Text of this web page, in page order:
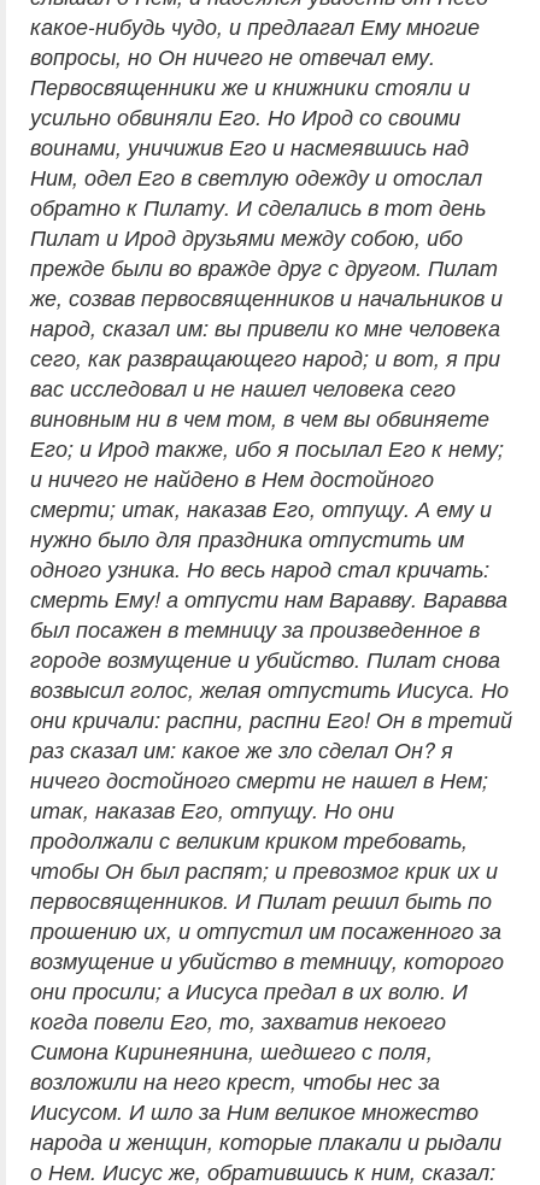
какое-нибудь чудо, и предлагал Ему многие
вопросы, но Он ничего не отвечал ему.
Первосвященники же и книжники стояли и
усильно обвиняли Его. Но Ирод со своими
воинами, уничижив Его и насмеявшись над
Ним, одел Его в светлую одежду и отослал
обратно к Пилату. И сделались в тот день
Пилат и Ирод друзьями между собою, ибо
прежде были во вражде друг с другом. Пилат
же, созвав первосвященников и начальников и
народ, сказал им: вы привели ко мне человека
сего, как развращающего народ; и вот, я при
вас исследовал и не нашел человека сего
виновным ни в чем том, в чем вы обвиняете
Его; и Ирод также, ибо я посылал Его к нему;
и ничего не найдено в Нем достойного
смерти; итак, наказав Его, отпущу. А ему и
нужно было для праздника отпустить им
одного узника. Но весь народ стал кричать:
смерть Ему! а отпусти нам Варавву. Варавва
был посажен в темницу за произведенное в
городе возмущение и убийство. Пилат снова
возвысил голос, желая отпустить Иисуса. Но
они кричали: распни, распни Его! Он в третий
раз сказал им: какое же зло сделал Он? я
ничего достойного смерти не нашел в Нем;
итак, наказав Его, отпущу. Но они
продолжали с великим криком требовать,
чтобы Он был распят; и превозмог крик их и
первосвященников. И Пилат решил быть по
прошению их, и отпустил им посаженного за
возмущение и убийство в темницу, которого
они просили; а Иисуса предал в их волю. И
когда повели Его, то, захватив некоего
Симона Киринеянина, шедшего с поля,
возложили на него крест, чтобы нес за
Иисусом. И шло за Ним великое множество
народа и женщин, которые плакали и рыдали
о Нем. Иисус же, обратившись к ним, сказал: